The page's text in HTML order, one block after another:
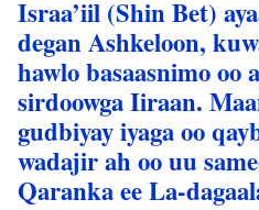
Israa’iil (Shin Bet)
degan Ashkeloon,
hawlo basaasnimo oo
sirdoowga Iiraan.
gudbiyay iyaga oo
wadajir ah oo uu
Qaranka ee La-